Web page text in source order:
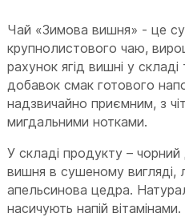
Чай «Зимова вишня» - це
крупнолистового чаю,
рахунок ягід вишні у
добавок смак готового
надзвичайно приємним, з
мигдальними нотками.
У складі продукту –
вишня в сушеному вигляді,
апельсинова цедра.
насичують напій